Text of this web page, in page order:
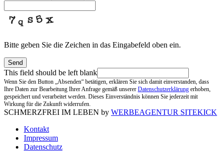
Bitte geben Sie die Zeichen in das Eingabefeld oben ein.
Send
This field should be left blank
Wenn Sie den Button „Absenden“ betätigen, erklären Sie sich damit einverstanden, dass
Ihre Daten zur Bearbeitung Ihrer Anfrage gemäß unserer Datenschutzerklärung erhoben,
gespeichert und verarbeitet werden. Dieses Einverständnis können Sie jederzeit mit
Wirkung für die Zukunft widerrufen.
SCHMERZFREI IM LEBEN by WERBEAGENTUR SITEKICK
Kontakt
Impressum
Datenschutz